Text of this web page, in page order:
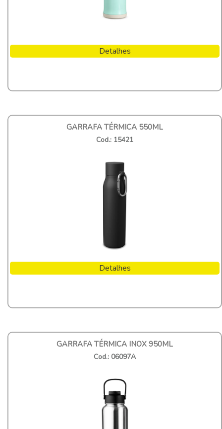
Detalhes
GARRAFA TÉRMICA 550ML
Cod.: 15421
Detalhes
GARRAFA TÉRMICA INOX 950ML
Cod.: 06097A